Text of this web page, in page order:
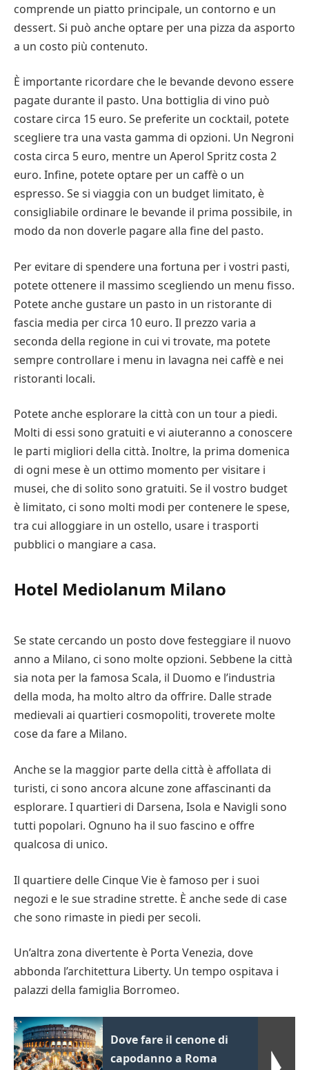
comprende un piatto principale, un contorno e un
dessert. Si può anche optare per una pizza da asporto
a un costo più contenuto.
È importante ricordare che le bevande devono essere
pagate durante il pasto. Una bottiglia di vino può
costare circa 15 euro. Se preferite un cocktail, potete
scegliere tra una vasta gamma di opzioni. Un Negroni
costa circa 5 euro, mentre un Aperol Spritz costa 2
euro. Infine, potete optare per un caffè o un
espresso. Se si viaggia con un budget limitato, è
consigliabile ordinare le bevande il prima possibile, in
modo da non doverle pagare alla fine del pasto.
Per evitare di spendere una fortuna per i vostri pasti,
potete ottenere il massimo scegliendo un menu fisso.
Potete anche gustare un pasto in un ristorante di
fascia media per circa 10 euro. Il prezzo varia a
seconda della regione in cui vi trovate, ma potete
sempre controllare i menu in lavagna nei caffè e nei
ristoranti locali.
Potete anche esplorare la città con un tour a piedi.
Molti di essi sono gratuiti e vi aiuteranno a conoscere
le parti migliori della città. Inoltre, la prima domenica
di ogni mese è un ottimo momento per visitare i
musei, che di solito sono gratuiti. Se il vostro budget
è limitato, ci sono molti modi per contenere le spese,
tra cui alloggiare in un ostello, usare i trasporti
pubblici o mangiare a casa.
Hotel Mediolanum Milano
Se state cercando un posto dove festeggiare il nuovo
anno a Milano, ci sono molte opzioni. Sebbene la città
sia nota per la famosa Scala, il Duomo e l’industria
della moda, ha molto altro da offrire. Dalle strade
medievali ai quartieri cosmopoliti, troverete molte
cose da fare a Milano.
Anche se la maggior parte della città è affollata di
turisti, ci sono ancora alcune zone affascinanti da
esplorare. I quartieri di Darsena, Isola e Navigli sono
tutti popolari. Ognuno ha il suo fascino e offre
qualcosa di unico.
Il quartiere delle Cinque Vie è famoso per i suoi
negozi e le sue stradine strette. È anche sede di case
che sono rimaste in piedi per secoli.
Un’altra zona divertente è Porta Venezia, dove
abbonda l’architettura Liberty. Un tempo ospitava i
palazzi della famiglia Borromeo.
Dove fare il cenone di
capodanno a Roma